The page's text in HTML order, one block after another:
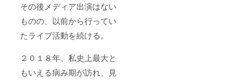
その後メディア出演はない
ものの、以前から行ってい
たライブ活動を続ける。
２０１８年、私史上最大と
もいえる病み期が訪れ、見